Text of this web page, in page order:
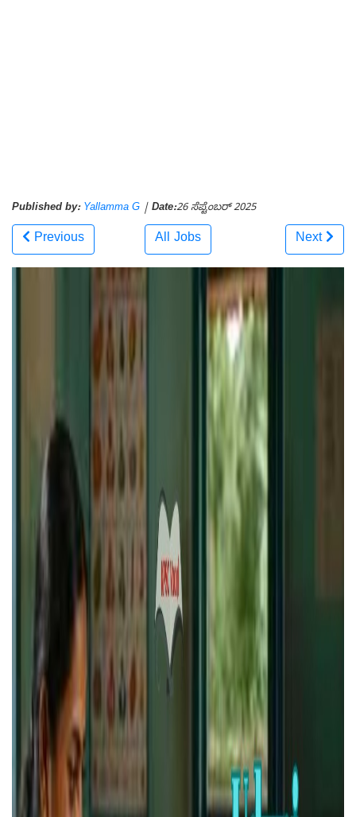
Published by: Yallamma G | Date:26 ಸೆಪ್ಟೆಂಬರ್ 2025
Previous All Jobs Next